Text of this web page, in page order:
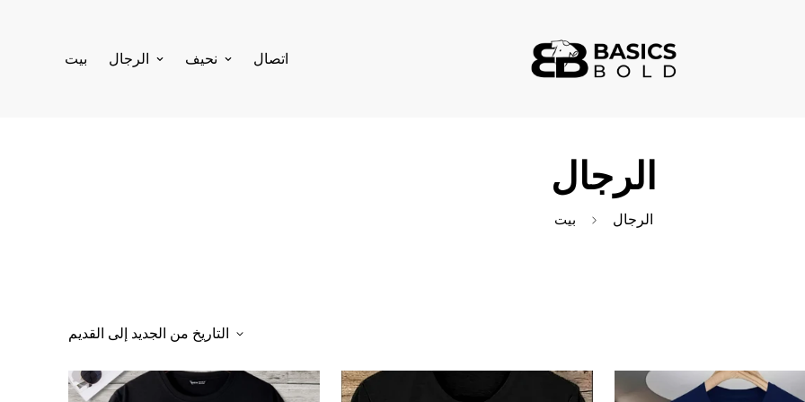
بيت الرجال نحيف اتصال
الرجال
بيت الرجال
التاريخ من الجديد إلى القديم